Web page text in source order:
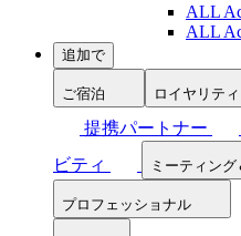
ALL
ALL
追加で
ご宿泊 ロイヤリテ
提携パートナー
ビティ
ミーティング
プロフェッショナル